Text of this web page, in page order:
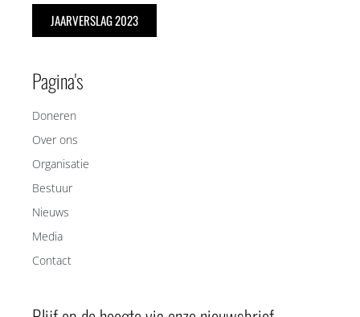
JAARVERSLAG 2023
Pagina's
Doneren
Over ons
Organisatie
Bestuur
Nieuws
Media
Contact